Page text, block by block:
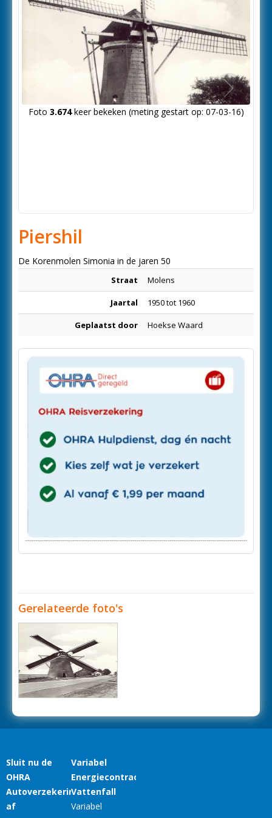
Volgende
Foto 3.674keer bekeken (meting gestart op: 07-03-16)
Piershil
De Korenmolen Simonia in de jaren 50
Straat Molens
Jaartal 1950 tot 1960
Geplaatst door Hoekse Waard
Gerelateerde foto's